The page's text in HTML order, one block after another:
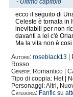
- Ultimo capitolo
ecco il seguito di
Celeste è tornata in
inevitabili per non
davanti a lei c'è
Ma la vita non è
Autore: roseblack13
Rosso
Genere: Romantico |
Tipo di coppia: Het |
Personaggi: Altri,
Categoria: Fanfic su